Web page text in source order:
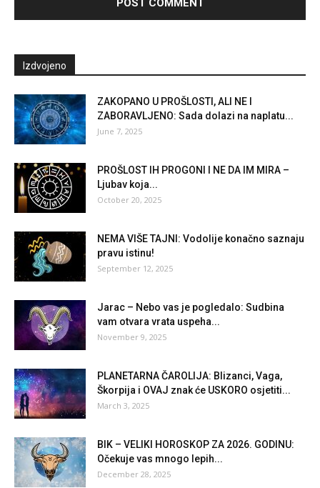
Izdvojeno
ZAKOPANO U PROŠLOSTI, ALI NE I
ZABORAVLJENO: Sada dolazi na naplatu...
June 7, 2025
PROŠLOST IH PROGONI I NE DA IM MIRA –
Ljubav koja...
October 20, 2025
NEMA VIŠE TAJNI: Vodolije konačno saznaju
pravu istinu!
September 12, 2025
Jarac – Nebo vas je pogledalo: Sudbina
vam otvara vrata uspeha...
November 9, 2025
PLANETARNA ČAROLIJA: Blizanci, Vaga,
Škorpija i OVAJ znak će USKORO osjetiti...
March 3, 2025
BIK – VELIKI HOROSKOP ZA 2026. GODINU:
Očekuje vas mnogo lepih...
December 28, 2025